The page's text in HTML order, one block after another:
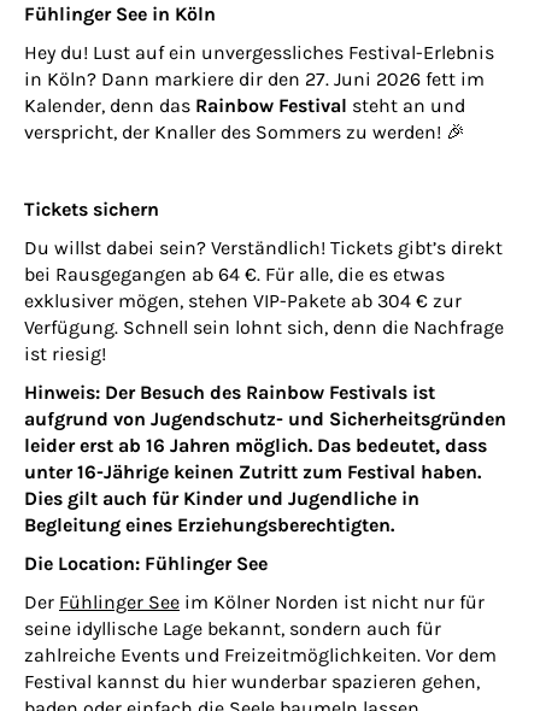
Fühlinger See in Köln
Hey du! Lust auf ein unvergessliches Festival-Erlebnis
in Köln? Dann markiere dir den 27. Juni 2026 fett im
Kalender, denn das Rainbow Festival steht an und
verspricht, der Knaller des Sommers zu werden! 🎉
Tickets sichern
Du willst dabei sein? Verständlich! Tickets gibt’s direkt
bei Rausgegangen ab 64 €. Für alle, die es etwas
exklusiver mögen, stehen VIP-Pakete ab 304 € zur
Verfügung. Schnell sein lohnt sich, denn die Nachfrage
ist riesig!
Hinweis: Der Besuch des Rainbow Festivals ist
aufgrund von Jugendschutz- und Sicherheitsgründen
leider erst ab 16 Jahren möglich. Das bedeutet, dass
unter 16-Jährige keinen Zutritt zum Festival haben.
Dies gilt auch für Kinder und Jugendliche in
Begleitung eines Erziehungsberechtigten.
Die Location: Fühlinger See
Der Fühlinger See im Kölner Norden ist nicht nur für
seine idyllische Lage bekannt, sondern auch für
zahlreiche Events und Freizeitmöglichkeiten. Vor dem
Festival kannst du hier wunderbar spazieren gehen,